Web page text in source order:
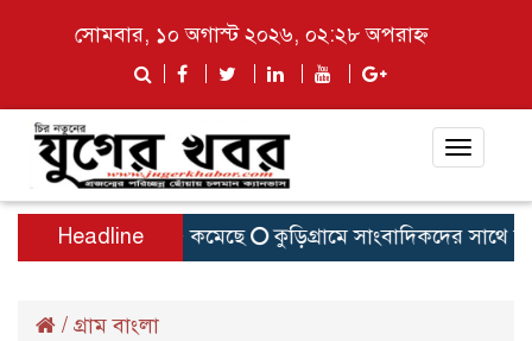
সোমবার, ১০ অগাস্ট ২০২৬, ০২:২৮ অপরাহ্ন
Toggle
Headline
ও জিপিএ–৫ কমেছে কুড়িগ্রামে সাংবাদিকদের সাথে
/ গ্রাম বাংলা